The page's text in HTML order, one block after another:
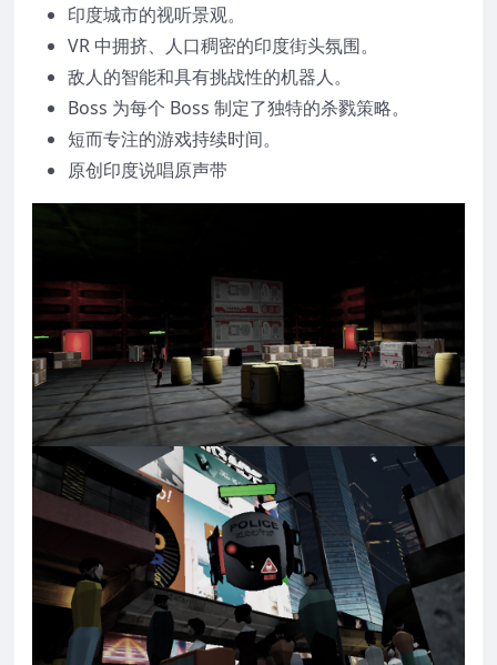
印度城市的视听景观。
VR 中拥挤、人口稠密的印度街头氛围。
敌人的智能和具有挑战性的机器人。
Boss 为每个 Boss 制定了独特的杀戮策略。
短而专注的游戏持续时间。
原创印度说唱原声带